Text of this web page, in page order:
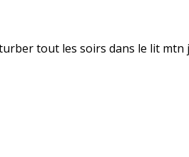
tout les soirs dans le lit